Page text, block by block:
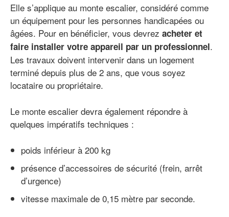
Elle s’applique au monte escalier, considéré comme
un équipement pour les personnes handicapées ou
âgées. Pour en bénéficier, vous devrez acheter et
faire installer votre appareil par un professionnel.
Les travaux doivent intervenir dans un logement
terminé depuis plus de 2 ans, que vous soyez
locataire ou propriétaire.
Le monte escalier devra également répondre à
quelques impératifs techniques :
poids inférieur à 200 kg
présence d’accessoires de sécurité (frein, arrêt
d’urgence)
vitesse maximale de 0,15 mètre par seconde.